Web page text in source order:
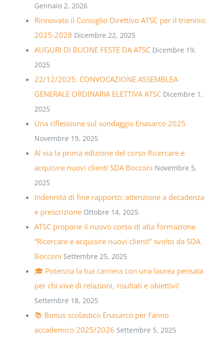
Gennaio 2, 2026
Rinnovato il Consiglio Direttivo ATSC per il triennio
2025-2028 Dicembre 22, 2025
AUGURI DI BUONE FESTE DA ATSC Dicembre 19,
2025
22/12/2025: CONVOCAZIONE ASSEMBLEA
GENERALE ORDINARIA ELETTIVA ATSC Dicembre 1,
2025
Una riflessione sul sondaggio Enasarco 2025
Novembre 19, 2025
Al via la prima edizione del corso Ricercare e
acquisire nuovi clienti SDA Bocconi Novembre 5,
2025
Indennità di fine rapporto: attenzione a decadenza
e prescrizione Ottobre 14, 2025
ATSC propone il nuovo corso di alta formazione
“Ricercare e acquisire nuovi clienti” svolto da SDA
Bocconi Settembre 25, 2025
🎓 Potenzia la tua carriera con una laurea pensata
per chi vive di relazioni, risultati e obiettivi!
Settembre 18, 2025
📚 Bonus scolastico Enasarco per l’anno
accademico 2025/2026 Settembre 5, 2025